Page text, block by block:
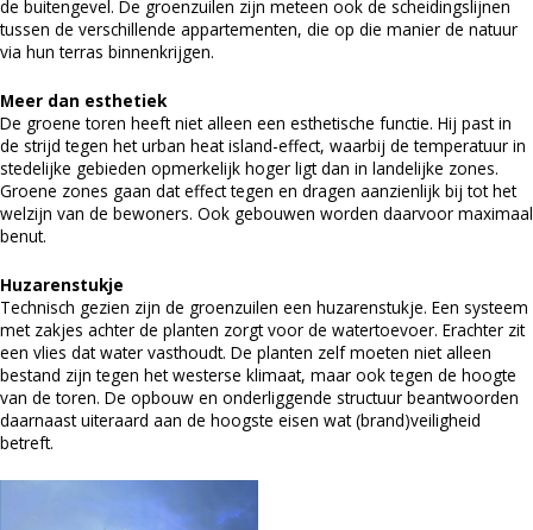
de buitengevel. De groenzuilen zijn meteen ook de scheidingslijnen
tussen de verschillende appartementen, die op die manier de natuur
via hun terras binnenkrijgen.
Meer dan esthetiek
De groene toren heeft niet alleen een esthetische functie. Hij past in
de strijd tegen het urban heat island-effect, waarbij de temperatuur in
stedelijke gebieden opmerkelijk hoger ligt dan in landelijke zones.
Groene zones gaan dat effect tegen en dragen aanzienlijk bij tot het
welzijn van de bewoners. Ook gebouwen worden daarvoor maximaal
benut.
Huzarenstukje
Technisch gezien zijn de groenzuilen een huzarenstukje. Een systeem
met zakjes achter de planten zorgt voor de watertoevoer. Erachter zit
een vlies dat water vasthoudt. De planten zelf moeten niet alleen
bestand zijn tegen het westerse klimaat, maar ook tegen de hoogte
van de toren. De opbouw en onderliggende structuur beantwoorden
daarnaast uiteraard aan de hoogste eisen wat (brand)veiligheid
betreft.